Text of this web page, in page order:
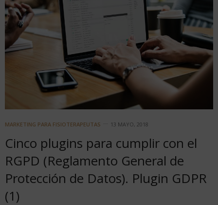
MARKETING PARA FISIOTERAPEUTAS 13 MAYO, 2018
Cinco plugins para cumplir con el
RGPD (Reglamento General de
Protección de Datos). Plugin GDPR
(1)